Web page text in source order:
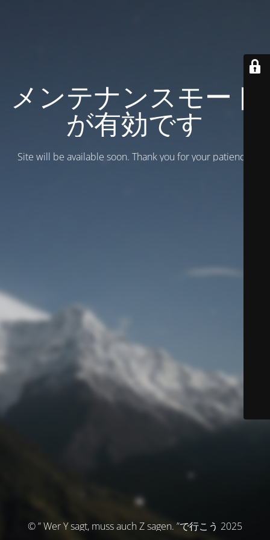
メンテナンスモード
が有効です
Site will be available soon. Thank you for your patience!
© ” Wer Y sagt, muss auch Z sagen. ”で行こう 2025